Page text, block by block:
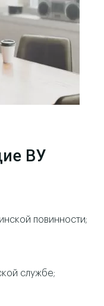
ВУ
повинности;
службе;